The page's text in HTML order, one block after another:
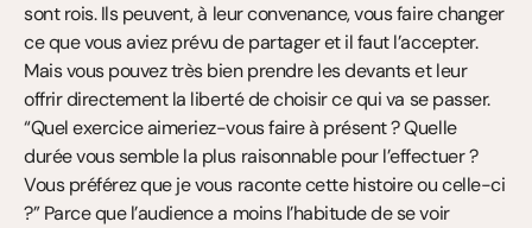
sont rois. Ils peuvent, à leur convenance, vous faire changer
ce que vous aviez prévu de partager et il faut l’accepter.
Mais vous pouvez très bien prendre les devants et leur
offrir directement la liberté de choisir ce qui va se passer.
“Quel exercice aimeriez-vous faire à présent ? Quelle
durée vous semble la plus raisonnable pour l’effectuer ?
Vous préférez que je vous raconte cette histoire ou celle-ci
?” Parce que l’audience a moins l’habitude de se voir